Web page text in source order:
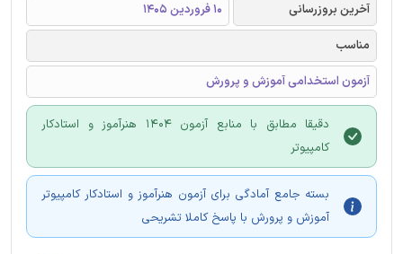
آخرین بروزرسانی
10 فروردین 1405
مناسب
آزمون استخدامی آموزش و پرورش
دقیقا مطابق با منابع آزمون 1404 هنرآموز و استادکار
کامپیوتر
بسته جامع آمادگی برای آزمون هنرآموز و استادکار کامپیوتر
آموزش و پرورش با پاسخ کاملا تشریحی